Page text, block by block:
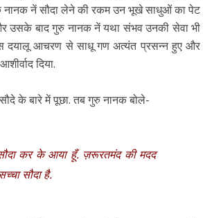
नानक नें सौदा लेने की रकम उन भूखे साधुओं का पेट
उसके बाद गुरु नानक नें यथा संभव उनकी सेवा भी
दयालू आचरण से साधू गण अत्यंत प्रसन्न हुए और
दिया.
के बारे में पूछा. तब गुरु नानक बोले-
कर के आया हूँ. ज़रूरतमंद की मदद
सौदा है.